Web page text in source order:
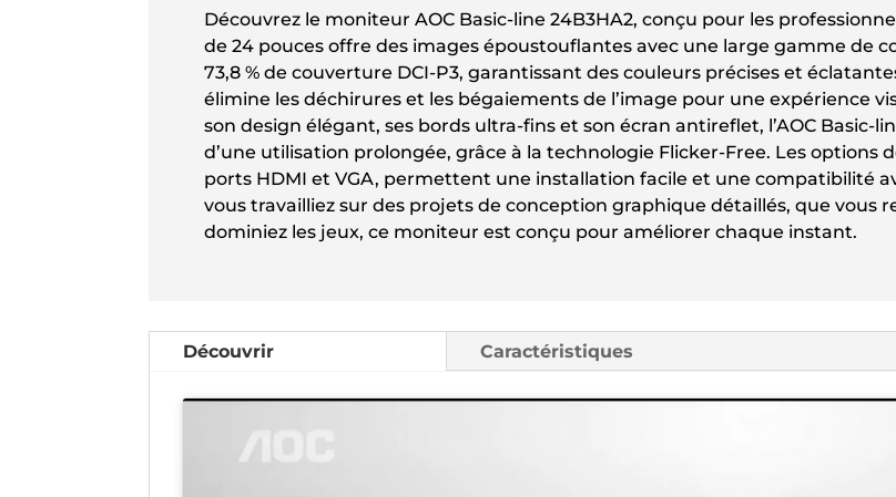
Découvrez le moniteur AOC Basic-line 24B3HA2, conçu pour les
de 24 pouces offre des images époustouflantes avec une large gamme de
73,8 % de couverture DCI-P3, garantissant des couleurs précises et
élimine les déchirures et les bégaiements de l’image pour une expérience
son design élégant, ses bords ultra-fins et son écran antireflet, l’AOC Basic-
d’une utilisation prolongée, grâce à la technologie Flicker-Free. Les options
ports HDMI et VGA, permettent une installation facile et une compatibilité
vous travailliez sur des projets de conception graphique détaillés, que vous
dominiez les jeux, ce moniteur est conçu pour améliorer chaque instant.
Découvrir Caractéristiques